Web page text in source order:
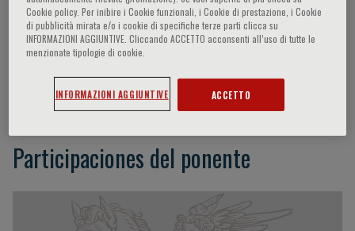
Dimitar Efremov
Participaciones del ponente
Cookie policy. Per inibire i Cookie funzionali, i Cookie di prestazione, i Cookie
di pubblicità mirata e/o i cookie di specifiche terze parti clicca su
INFORMAZIONI AGGIUNTIVE. Cliccando ACCETTO acconsenti all’uso di tutte le
menzionate tipologie di cookie.
INFORMAZIONI AGGIUNTIVE ACCETTO